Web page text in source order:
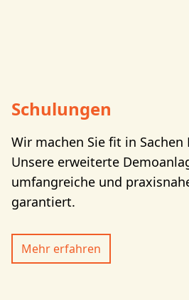
Schulungen
Wir machen Sie fit in Sachen
Unsere erweiterte
umfangreiche und
garantiert.
Mehr erfahren